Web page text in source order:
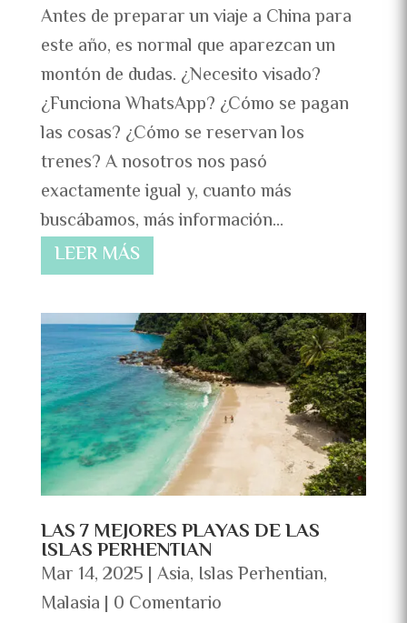
Antes de preparar un viaje a China para
este año, es normal que aparezcan un
montón de dudas. ¿Necesito visado?
¿Funciona WhatsApp? ¿Cómo se pagan
las cosas? ¿Cómo se reservan los
trenes? A nosotros nos pasó
exactamente igual y, cuanto más
buscábamos, más información...
LEER MÁS
LAS 7 MEJORES PLAYAS DE LAS
ISLAS PERHENTIAN
Mar 14, 2025 | Asia, Islas Perhentian,
Malasia | 0 Comentario